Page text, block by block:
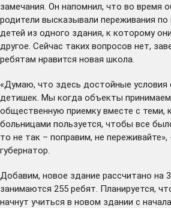
замечания. Он напомнил, что во время
родители высказывали переживания по
детей из одного здания, к которому
другое. Сейчас таких вопросов нет,
ребятам нравится новая школа.
«Думаю, что здесь достойные
детишек. Мы когда объекты
общественную приемку вместе с теми,
больницами пользуется, чтобы все
то не так – поправим, не переживайте»,
губернатор.
Добавим, новое здание рассчитано на
занимаются 255 ребят. Планируется,
начнут учиться в новом здании с